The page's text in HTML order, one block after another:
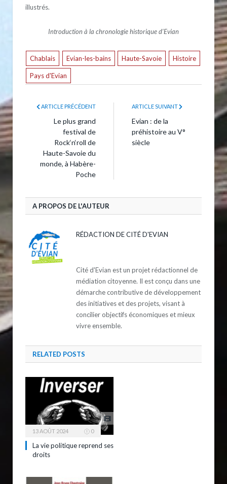
illustrés.
Introduction à la chronologie historique d’Evian
Chablais Evian-les-bains Haute-Savoie Histoire
Pays d'Evian
ARTICLE PRÉCÉDENT
Le plus grand
festival de
Rock‘n‘roll de
Haute-Savoie du
monde, à Habère-
Poche
ARTICLE SUIVANT
Evian : de la
préhistoire au V°
siècle
A PROPOS DE L'AUTEUR
RÉDACTION DE CITÉ D'EVIAN
Cité d'Evian est un projet rédactionnel de
médiation citoyenne. Il est conçu dans une
démarche contributive de développement
des initiatives et des projets, visant à
concilier objectifs économiques et mieux
vivre ensemble.
RELATED POSTS
13 AOÛT 2024 0
La vie politique reprend ses
droits